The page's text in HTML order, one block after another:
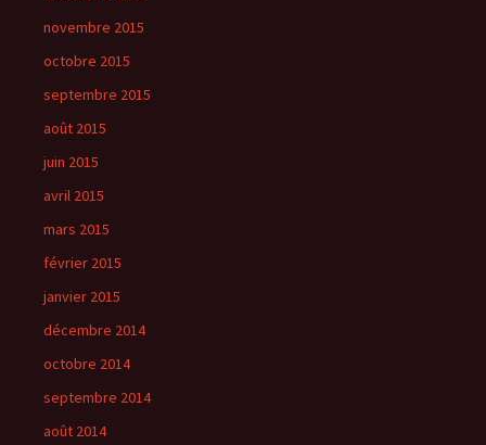
novembre 2015
octobre 2015
septembre 2015
août 2015
juin 2015
avril 2015
mars 2015
février 2015
janvier 2015
décembre 2014
octobre 2014
septembre 2014
août 2014